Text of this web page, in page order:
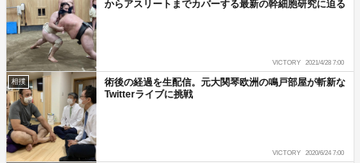
からアスリートまでカバーする最新の幹細胞研究に迫る
VICTORY 2021/4/28 7:00
相撲
術後の経過を生配信。元大関琴欧洲の鳴戸部屋が斬新な
Twitterライブに挑戦
VICTORY 2020/6/24 7:00